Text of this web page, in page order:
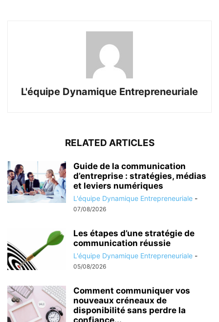
L'équipe Dynamique Entrepreneuriale
RELATED ARTICLES
Guide de la communication
d’entreprise : stratégies, médias
et leviers numériques
L'équipe Dynamique Entrepreneuriale -
07/08/2026
Les étapes d’une stratégie de
communication réussie
L'équipe Dynamique Entrepreneuriale -
05/08/2026
Comment communiquer vos
nouveaux créneaux de
disponibilité sans perdre la